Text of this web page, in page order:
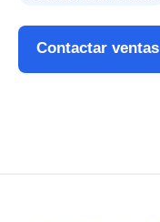
Contactar ventas